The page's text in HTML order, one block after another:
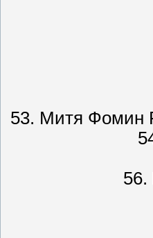
53. Митя Фомин
56.